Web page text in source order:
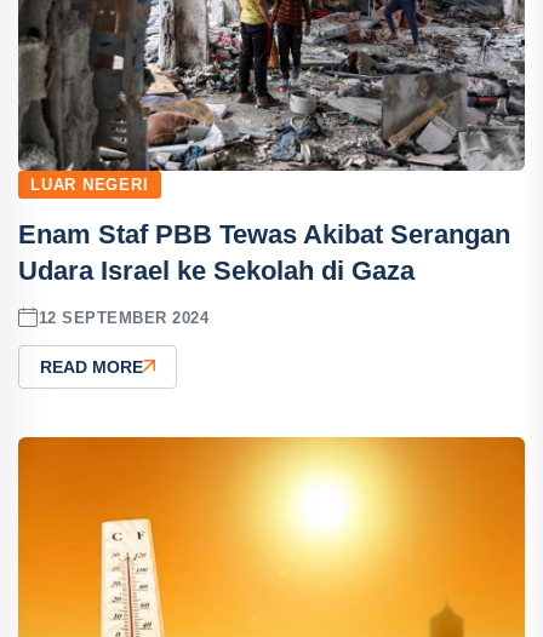
LUAR NEGERI
Enam Staf PBB Tewas Akibat Serangan
Udara Israel ke Sekolah di Gaza
12 SEPTEMBER 2024
READ MORE